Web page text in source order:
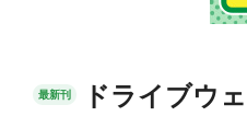
最新刊 ドライブ